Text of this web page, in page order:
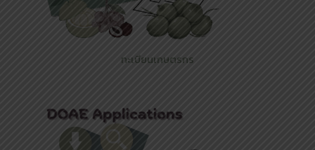
ทะเบียนเกษตรกร